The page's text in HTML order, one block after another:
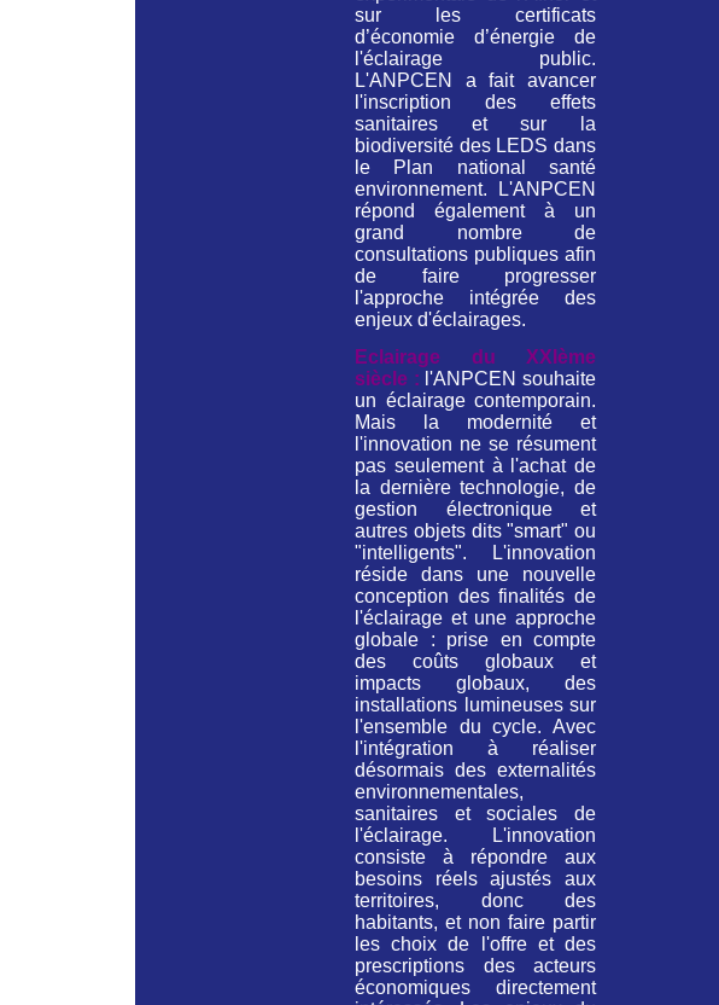
sur les certificats
d’économie d’énergie de
l'éclairage public.
L'ANPCEN a fait avancer
l'inscription des effets
sanitaires et sur la
biodiversité des LEDS dans
le Plan national santé
environnement. L'ANPCEN
répond également à un
grand nombre de
consultations publiques afin
de faire progresser
l'approche intégrée des
enjeux d'éclairages.
Eclairage du XXIème
siècle : l'ANPCEN souhaite
un éclairage contemporain.
Mais la modernité et
l'innovation ne se résument
pas seulement à l'achat de
la dernière technologie, de
gestion électronique et
autres objets dits "smart" ou
"intelligents". L'innovation
réside dans une nouvelle
conception des finalités de
l'éclairage et une approche
globale : prise en compte
des coûts globaux et
impacts globaux, des
installations lumineuses sur
l'ensemble du cycle. Avec
l'intégration à réaliser
désormais des externalités
environnementales,
sanitaires et sociales de
l'éclairage. L'innovation
consiste à répondre aux
besoins réels ajustés aux
territoires, donc des
habitants, et non faire partir
les choix de l'offre et des
prescriptions des acteurs
économiques directement